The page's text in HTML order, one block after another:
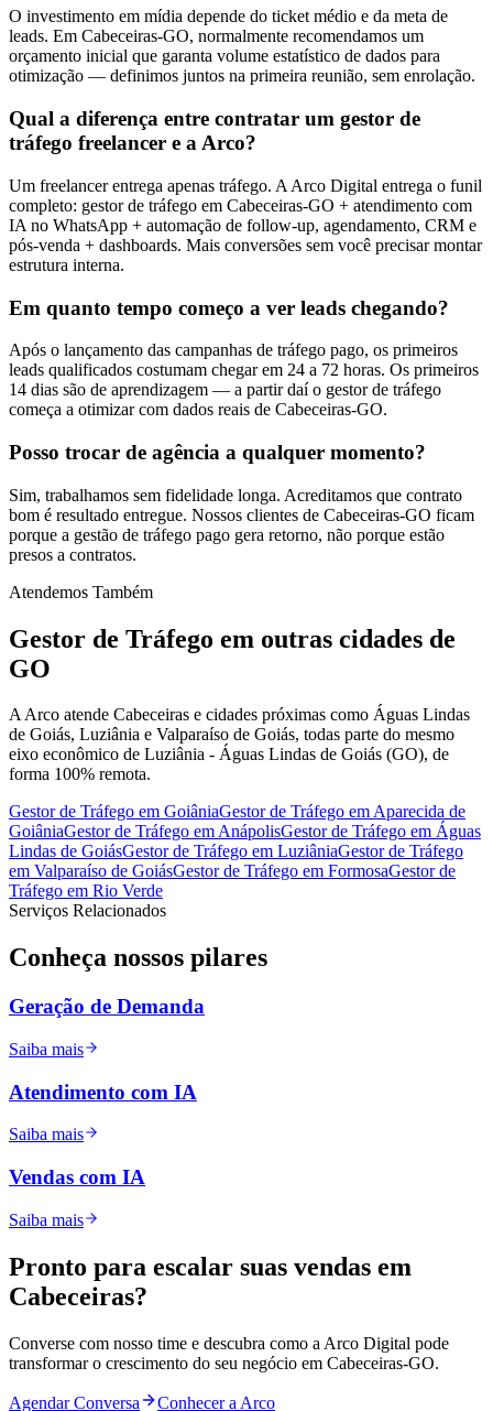
O investimento em mídia depende do ticket médio e da meta de
leads. Em Cabeceiras-GO, normalmente recomendamos um
orçamento inicial que garanta volume estatístico de dados para
otimização — definimos juntos na primeira reunião, sem enrolação.
Qual a diferença entre contratar um gestor de
tráfego freelancer e a Arco?
Um freelancer entrega apenas tráfego. A Arco Digital entrega o funil
completo: gestor de tráfego em Cabeceiras-GO + atendimento com
IA no WhatsApp + automação de follow-up, agendamento, CRM e
pós-venda + dashboards. Mais conversões sem você precisar montar
estrutura interna.
Em quanto tempo começo a ver leads chegando?
Após o lançamento das campanhas de tráfego pago, os primeiros
leads qualificados costumam chegar em 24 a 72 horas. Os primeiros
14 dias são de aprendizagem — a partir daí o gestor de tráfego
começa a otimizar com dados reais de Cabeceiras-GO.
Posso trocar de agência a qualquer momento?
Sim, trabalhamos sem fidelidade longa. Acreditamos que contrato
bom é resultado entregue. Nossos clientes de Cabeceiras-GO ficam
porque a gestão de tráfego pago gera retorno, não porque estão
presos a contratos.
Atendemos Também
Gestor de Tráfego em outras cidades de
GO
A Arco atende Cabeceiras e cidades próximas como Águas Lindas
de Goiás, Luziânia e Valparaíso de Goiás, todas parte do mesmo
eixo econômico de Luziânia - Águas Lindas de Goiás (GO), de
forma 100% remota.
Gestor de Tráfego em GoiâniaGestor de Tráfego emAparecida de
GoiâniaGestor de Tráfego emAnápolisGestor de Tráfego em Águas
Lindas de GoiásGestor de Tráfego em LuziâniaGestor de Tráfego
em Valparaíso de GoiásGestor de Tráfego em FormosaGestor de
Tráfego em Rio Verde
Serviços Relacionados
Conheça nossos pilares
Geração de Demanda
Saiba mais
Atendimento com IA
Saiba mais
Vendas com IA
Saiba mais
Pronto para escalar suas vendas em
Cabeceiras?
Converse com nosso time e descubra como a Arco Digital pode
transformar o crescimento do seu negócio em Cabeceiras-GO.
Agendar Conversa Conhecer a Arco